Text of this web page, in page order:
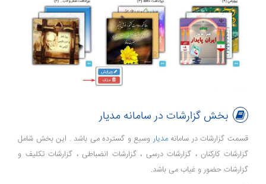
بخش گزارشات در سامانه مدیار
قسمت گزارشات در سامانهمدیار وسیع و گسترده می باشد . این بخش شامل
گزارشات کارکنان ، گزارشات درسی ، گزارشات انضباطی ، گزارشات تکلیف و
گزارشات حضور و غیاب می باشد.